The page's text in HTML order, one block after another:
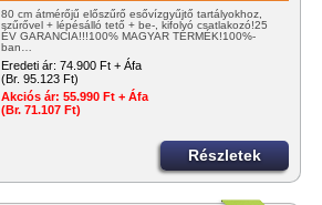
80 cm átmérőjű előszűrő esővízgyűjtő tartályokhoz,
szűrővel + lépésálló tető + be-, kifolyó csatlakozó!25
ÉV GARANCIA!!!100% MAGYAR TERMÉK!100%-
ban…
Eredeti ár: 74.900 Ft + Áfa
(Br. 95.123 Ft)
Akciós ár: 55.990 Ft + Áfa
(Br. 71.107 Ft)
Részletek